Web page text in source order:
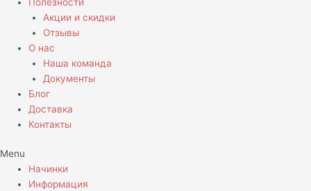
Акции и скидки
Отзывы
О нас
Наша команда
Документы
Блог
Доставка
Контакты
Menu
Начинки
Информация